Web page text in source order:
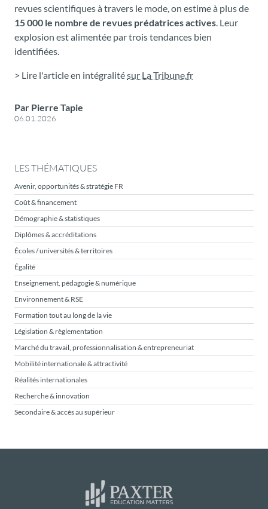
revues scientifiques à travers le mode, on estime à plus de
15 000 le nombre de revues prédatrices actives. Leur
explosion est alimentée par trois tendances bien
identifiées.
> Lire l'article en intégralitésur La Tribune.fr
Par Pierre Tapie
06.01.2026
LES THÉMATIQUES
Avenir, opportunités & stratégie FR
Coût & financement
Démographie & statistiques
Diplômes & accréditations
Écoles / universités & territoires
Égalité
Enseignement, pédagogie & numérique
Environnement & RSE
Formation tout au long de la vie
Législation & règlementation
Marché du travail, professionnalisation & entrepreneuriat
Mobilité internationale & attractivité
Réalités internationales
Recherche & innovation
Secondaire & accès au supérieur